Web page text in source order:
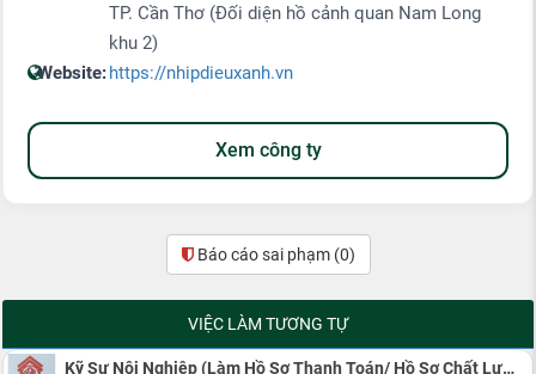
TP. Cần Thơ (Đối diện hồ cảnh quan Nam Long
khu 2)
Website:https://nhipdieuxanh.vn
Xem công ty
Báo cáo sai phạm (0)
VIỆC LÀM TƯƠNG TỰ
Kỹ Sư Nội Nghiệp (Làm Hồ Sơ Thanh Toán/ Hồ Sơ Chất Lượng Công Trình Cầu Đường)